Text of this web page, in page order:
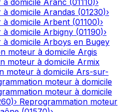
à domicile Aranc (01110)›
à domicile Arandas (01230)›
à domicile Arbent (01100)›
à domicile Arbigny (01190)›
à domicile Arboys en Bugey
moteur à domicile Argis
moteur à domicile Armix
moteur à domicile Ars-sur-
moteur à domicile
moteur à domicile
)› Reprogrammation moteur